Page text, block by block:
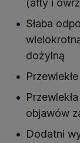
(afty i
Słaba
dożylną
objawów
Dodatni